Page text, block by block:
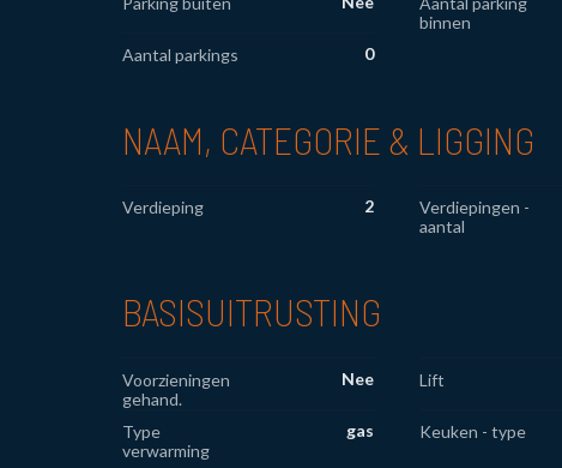
binnen
Aantal parkings 0
NAAM, CATEGORIE & LIGGING
Verdieping 2
Verdiepingen -
aantal
BASISUITRUSTING
Voorzieningen
gehand.
Nee Lift
Type
verwarming
gas Keuken - type